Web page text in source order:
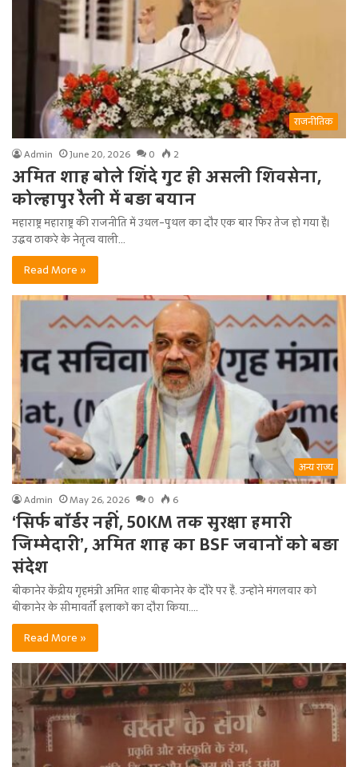
राजनीतिक
Admin June 20, 2026 0 2
अमित शाह बोले शिंदे गुट ही असली शिवसेना,
कोल्हापुर रैली में बड़ा बयान
महाराष्ट्र महाराष्ट्र की राजनीति में उथल-पुथल का दौर एक बार फिर तेज हो गया है।
उद्धव ठाकरे के नेतृत्व वाली…
Read More »
अन्य राज्य
Admin May 26, 2026 0 6
‘सिर्फ बॉर्डर नहीं, 50KM तक सुरक्षा हमारी
जिम्मेदारी’, अमित शाह का BSF जवानों को बड़ा
संदेश
बीकानेर केंद्रीय गृहमंत्री अमित शाह बीकानेर के दौरे पर हैं. उन्होंने मंगलवार को
बीकानेर के सीमावर्ती इलाकों का दौरा किया.…
Read More »